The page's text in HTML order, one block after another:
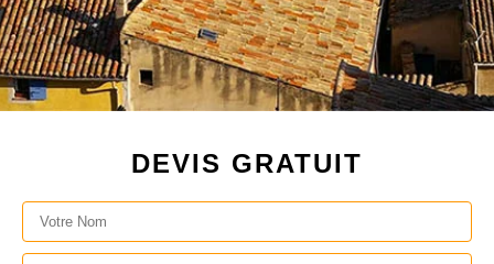
DEVIS GRATUIT